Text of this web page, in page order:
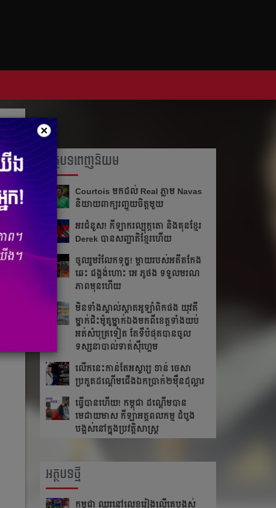
អត្ថបទពេញនិយម
Courtois មក​ដល់​ Real ភ្លាម​​ Navas
និយាយ​ពាក្យ​រញ្ជួយ​ចិត្ត​មួយ​
អរ​ជំនួស!​ កីឡាករ​ល្បុក្កតោ​ និង​គុន​ខ្មែរ​
Derek​ បាន​សញ្ជាតិ​ខ្មែរ​ហើយ​
ចូលរួម​រំលែក​ទុក្ខ​! ម្ដាយ​របស់​អតីត​កែង​
ឆេះ​ ជង្គង់​ហោះ​ អេ​ ភូថង​ ទទួល​មរណ
ភាព​មុន​ហើយ
មិនទាំងស្គាល់ស្តាតអូឡាំពិកផង យុវតី
ម្នាក់ជិះម៉ូតូម្នាក់ឯងមកពីខេត្ត​ទាំង​យប់
អត់សំបុត្រទៀត តែ​ទី​បំផុត​បាន​ចូល​
ទស្សនា​បាល់ទាត់ស៊ីហ្គេម
លើក​នេះ​កាន់​តែ​អស្ចារ្យ ខាន់ ចេសា
ប្រកួត​ដណ្តើម​ជើង​ឯកប្រាក់២ម៉ឺនដុល្លារ​
ធ្វើបានហើយ! កម្ពុជា ដណ្តើមបាន
មេដាយមាស កីឡាអត្តពលកម្ម ដំបូង
បង្អស់នៅក្នុងប្រវត្តិសាស្រ្ត
អត្ថបទថ្មី
កម្ពុជា​ ឈរនៅលេខរៀងលើគេបង្អស់​
×